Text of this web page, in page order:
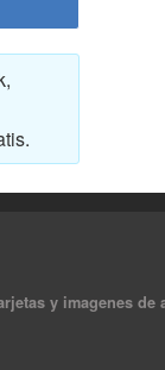
y imagenes de